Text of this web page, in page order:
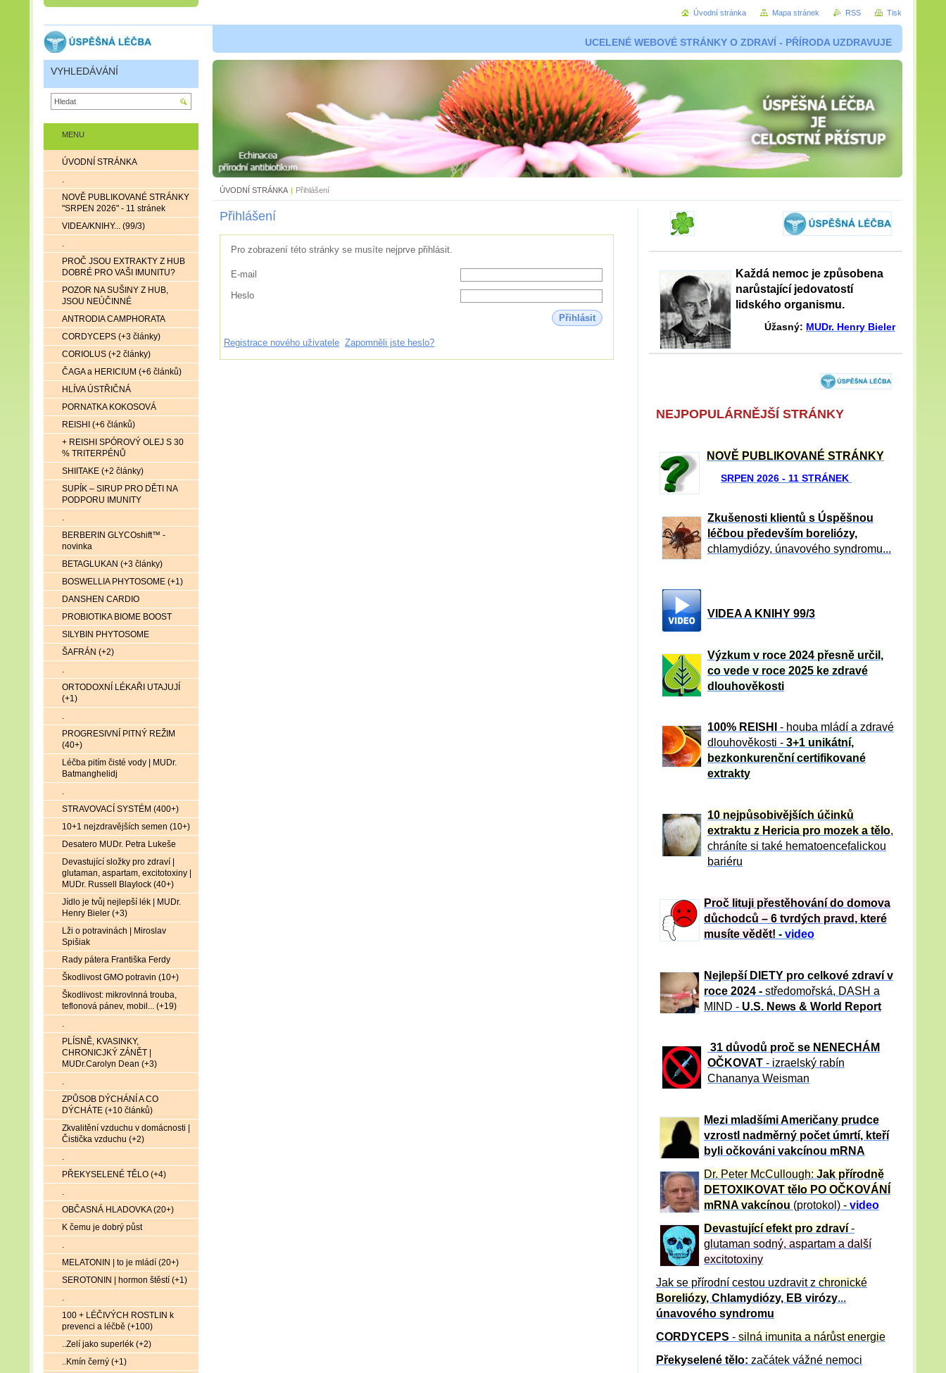
UCELENÉ WEBOVÉ STRÁNKY O ZDRAVÍ - PŘÍRODA UZDRAVUJE
ÚVODNÍ STRÁNKA | Přihlášení
Přihlášení
Pro zobrazení této stránky se musíte nejprve přihlásit.
E-mail
Heslo
Přihlásit
Registrace nového uživatele Zapomněli jste heslo?
Každá nemoc je způsobena
narůstající jedovatostí
lidského organismu.
Úžasný: MUDr. Henry Bieler
NEJPOPULÁRNĚJŠÍ STRÁNKY
NOVĚ PUBLIKOVANÉ STRÁNKY
SRPEN 2026 - 11 STRÁNEK
Zkušenosti klientů s Úspěšnou
léčbou především boreliózy,
chlamydiózy, únavového syndromu...
VIDEA A KNIHY 99/3
Výzkum v roce 2024 přesně určil,
co vede v roce 2025 ke zdravé
dlouhověkosti
100% REISHI
- houba mládí a zdravé
dlouhověkosti - 3+1 unikátní,
bezkonkurenční certifikované
extrakty
10 nejpůsobivějších účinků
extraktu z Hericia pro mozek a tělo,
chráníte si také hematoencefalickou
bariéru
Proč lituji přestěhování do domova
důchodců – 6 tvrdých pravd, které
musíte vědět! - video
Nejlepší DIETY pro celkové zdraví v
roce 2024 - středomořská, DASH a
MIND - U.S. News & World Report
31 důvod ů proč se NENECHÁM
OČKOVAT - izraelský rabín
Chananya Weisman
Mezi mladšími Američany prudce
vzrostl nadměrný počet úmrtí, kteří
byli očkováni vakcínou mRNA
Dr. Peter McCullough: Jak přírodně
DETOXIKOVAT tělo PO OČKOVÁNÍ
mRNA vakcínou (protokol) - video
Devastující efekt pro zdraví-
glutaman sodný, aspartam a další
excitotoxiny
Jak se přírodní cestou uzdravit z chronické
Boreliózy, Chlamydiózy, EB virózy...
únavového syndromu
CORDYCEPS - silná imunita a nárůst energie
Překyselené tělo: začátek vážné nemoci
MENU
ÚVODNÍ STRÁNKA
.
NOVĚ PUBLIKOVANÉ STRÁNKY
"SRPEN 2026" - 11 stránek
VIDEA/KNIHY... (99/3)
.
PROČ JSOU EXTRAKTY Z HUB
DOBRÉ PRO VAŠI IMUNITU?
POZOR NA SUŠINY Z HUB,
JSOU NEÚČINNÉ
ANTRODIA CAMPHORATA
CORDYCEPS (+3 články)
CORIOLUS (+2 články)
ČAGA a HERICIUM (+6 článků)
HLÍVA ÚSTŘIČNÁ
PORNATKA KOKOSOVÁ
REISHI (+6 článků)
+ REISHI SPÓROVÝ OLEJ S 30
% TRITERPÉNŮ
SHIITAKE (+2 články)
SUPÍK – SIRUP PRO DĚTI NA
PODPORU IMUNITY
.
BERBERIN GLYCOshift™ -
novinka
BETAGLUKAN (+3 články)
BOSWELLIA PHYTOSOME (+1)
DANSHEN CARDIO
PROBIOTIKA BIOME BOOST
SILYBIN PHYTOSOME
ŠAFRÁN (+2)
.
ORTODOXNÍ LÉKAŘI UTAJUJÍ
(+1)
.
PROGRESIVNÍ PITNÝ REŽIM
(40+)
Léčba pitím čisté vody | MUDr.
Batmanghelidj
.
STRAVOVACÍ SYSTÉM (400+)
10+1 nejzdravějších semen (10+)
Desatero MUDr. Petra Lukeše
Devastující složky pro zdraví |
glutaman, aspartam, excitotoxiny |
MUDr. Russell Blaylock (40+)
Jídlo je tvůj nejlepší lék | MUDr.
Henry Bieler (+3)
Lži o potravinách | Miroslav
Spišiak
Rady pátera Františka Ferdy
Škodlivost GMO potravin (10+)
Škodlivost: mikrovlnná trouba,
teflonová pánev, mobil... (+19)
.
PLÍSNĚ, KVASINKY,
CHRONICJKÝ ZÁNĚT |
MUDr.Carolyn Dean (+3)
.
ZPŮSOB DÝCHÁNÍ A CO
DÝCHÁTE (+10 článků)
Zkvalitění vzduchu v domácnosti |
Čistička vzduchu (+2)
.
PŘEKYSELENÉ TĚLO (+4)
.
OBČASNÁ HLADOVKA (20+)
K čemu je dobrý půst
.
MELATONIN | to je mládí (20+)
SEROTONIN | hormon štěstí (+1)
.
100 + LÉČIVÝCH ROSTLIN k
prevenci a léčbě (+100)
..Zelí jako superlék (+2)
..Kmín černý (+1)
VYHLEDÁVÁNÍ
Úvodní stránka Mapa stránek RSS Tisk